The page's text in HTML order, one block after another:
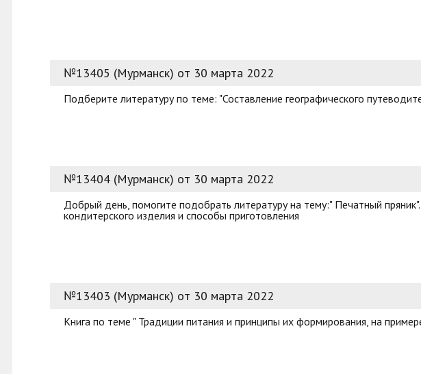
№13405 (Мурманск) от 30 марта 2022
Подберите литературу по теме: "Составление географического
№13404 (Мурманск) от 30 марта 2022
Добрый день, помогите подобрать литературу на тему:" Печатный
кондитерского изделия и способы приготовления
№13403 (Мурманск) от 30 марта 2022
Книга по теме " Традиции питания и принципы их формирования, на